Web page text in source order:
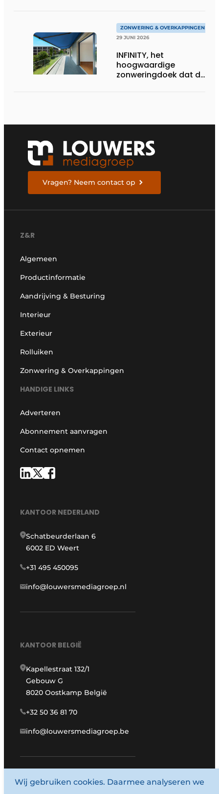
ZONWERING & OVERKAPPINGEN
29 JUNI 2026
INFINITY, het
hoogwaardige
zonweringdoek dat de
Vragen? Neem contact op
Z&R
Algemeen
Productinformatie
Aandrijving & Besturing
Interieur
Exterieur
Rolluiken
Zonwering & Overkappingen
HANDIGE LINKS
Adverteren
Abonnement aanvragen
Contact opnemen
KANTOOR NEDERLAND
Schatbeurderlaan 6
6002 ED Weert
+31 495 450095
info@louwersmediagroep.nl
KANTOOR BELGIË
Kapellestraat 132/1
Gebouw G
8020 Oostkamp België
+32 50 36 81 70
info@louwersmediagroep.be
www.louwersmediagroep.com
Wij gebruiken cookies. Daarmee analyseren we